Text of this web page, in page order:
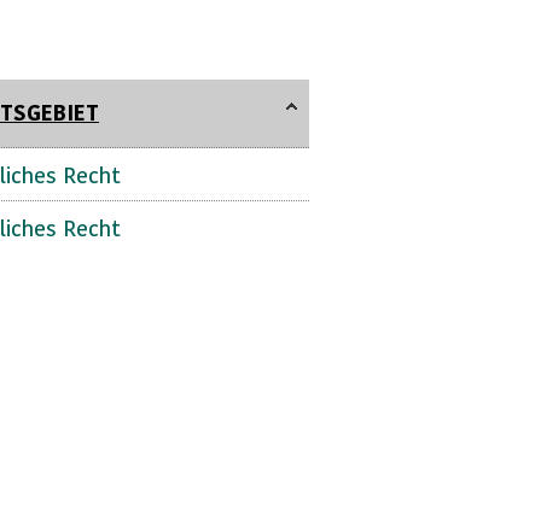
Recht
Recht